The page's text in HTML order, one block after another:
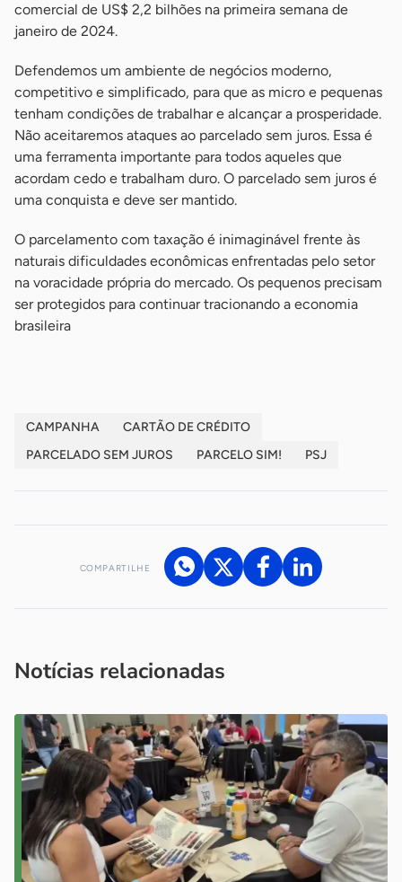
comercial de US$ 2,2 bilhões na primeira semana de
janeiro de 2024.
Defendemos um ambiente de negócios moderno,
competitivo e simplificado, para que as micro e pequenas
tenham condições de trabalhar e alcançar a prosperidade.
Não aceitaremos ataques ao parcelado sem juros. Essa é
uma ferramenta importante para todos aqueles que
acordam cedo e trabalham duro. O parcelado sem juros é
uma conquista e deve ser mantido.
O parcelamento com taxação é inimaginável frente às
naturais dificuldades econômicas enfrentadas pelo setor
na voracidade própria do mercado. Os pequenos precisam
ser protegidos para continuar tracionando a economia
brasileira
CAMPANHA
CARTÃO DE CRÉDITO
PARCELADO SEM JUROS
PARCELO SIM! PSJ
COMPARTILHE
Notícias relacionadas